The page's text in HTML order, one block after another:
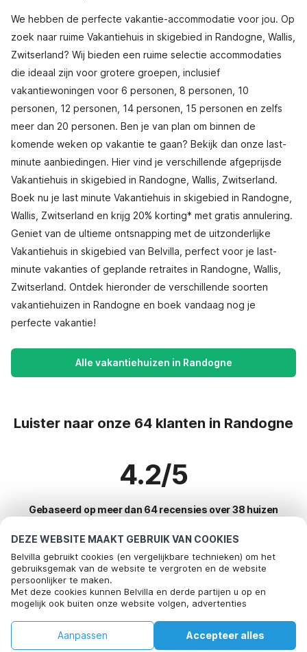
DEZE WEBSITE MAAKT GEBRUIK VAN COOKIES
Belvilla gebruikt cookies (en vergelijkbare technieken) om het
gebruiksgemak van de website te vergroten en de website
persoonlijker te maken.
Met deze cookies kunnen Belvilla en derde partijen u op en
mogelijk ook buiten onze website volgen, advertenties
social media.
Door op "accepteren" te klikken gaat u hiermee akkoord. Meer
Accepteer alles
Aanpassen
We hebben de perfecte vakantie-accommodatie voor jou. Op
zoek naar ruime Vakantiehuis in skigebied in Randogne, Wallis,
Zwitserland? Wij bieden een ruime selectie accommodaties
die ideaal zijn voor grotere groepen, inclusief
vakantiewoningen voor 6 personen, 8 personen, 10
personen, 12 personen, 14 personen, 15 personen en zelfs
meer dan 20 personen. Ben je van plan om binnen de
komende weken op vakantie te gaan? Bekijk dan onze last-
minute aanbiedingen. Hier vind je verschillende afgeprijsde
Vakantiehuis in skigebied in Randogne, Wallis, Zwitserland.
Boek nu je last minute Vakantiehuis in skigebied in Randogne,
Wallis, Zwitserland en krijg 20% korting* met gratis annulering.
Geniet van de ultieme ontsnapping met de uitzonderlijke
Vakantiehuis in skigebied van Belvilla, perfect voor je last-
minute vakanties of geplande retraites in Randogne, Wallis,
Zwitserland. Ontdek hieronder de verschillende soorten
vakantiehuizen in Randogne en boek vandaag nog je
perfecte vakantie!
Alle vakantiehuizen in Randogne
Luister naar onze 64 klanten in Randogne
4.2/5
Gebaseerd op meer dan 64 recensies over 38 huizen
Meest populaire bestemmingen voor
vakantie
Top steden met top voorzieningen voor vakantie
Kindvriendelijke vakantiehuizen bayeux
Top steden met top voorzieningen voor vakantie
Bel om te boeken
Huis Verlanglijst Boekingen Account